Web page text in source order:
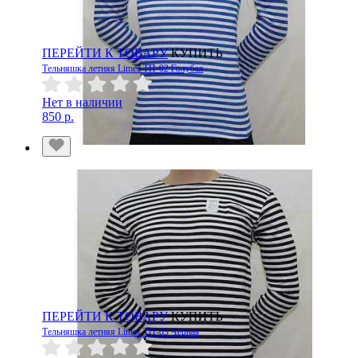
ПЕРЕЙТИ К ТОВАРУ КУПИТЬ
Тельняшка летняя Limes ТП-02 Голубая
Нет в наличии
850 р.
ПЕРЕЙТИ К ТОВАРУ КУПИТЬ
Тельняшка летняя Limes ТП-03 Черная